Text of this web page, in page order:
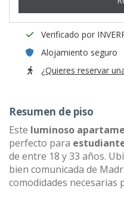
Verificado por
Alojamiento seguro
¿Quieres reservar
Resumen de piso
Este luminoso
perfecto para
de entre 18 y 33 años.
bien comunicada de
comodidades necesarias